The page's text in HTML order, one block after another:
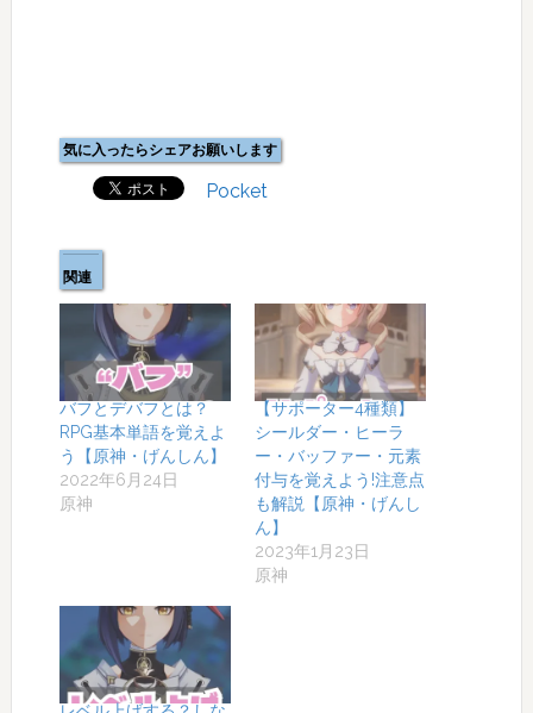
気に入ったらシェアお願いします
Pocket
関連
バフとデバフとは？
RPG基本単語を覚えよ
う【原神・げんしん】
2022年6月24日
原神
【サポーター4種類】
シールダー・ヒーラ
ー・バッファー・元素
付与を覚えよう!注意点
も解説【原神・げんし
ん】
2023年1月23日
原神